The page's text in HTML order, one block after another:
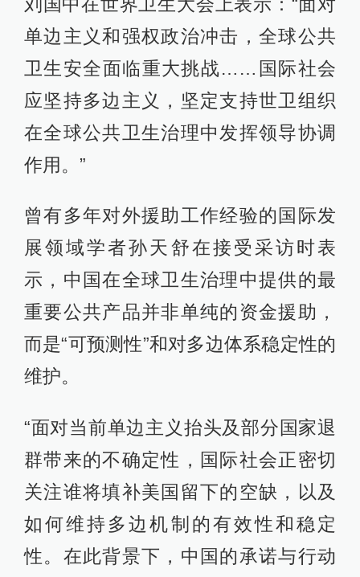
单边主义和强权政治冲击，全球公共
卫生安全面临重大挑战……国际社会
应坚持多边主义，坚定支持世卫组织
在全球公共卫生治理中发挥领导协调
作用。”
曾有多年对外援助工作经验的国际发
展领域学者孙天舒在接受采访时表
示，中国在全球卫生治理中提供的最
重要公共产品并非单纯的资金援助，
而是“可预测性”和对多边体系稳定性的
维护。
“面对当前单边主义抬头及部分国家退
群带来的不确定性，国际社会正密切
关注谁将填补美国留下的空缺，以及
如何维持多边机制的有效性和稳定
性。在此背景下，中国的承诺与行动